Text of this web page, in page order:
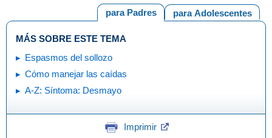
para Adolescentes
para Padres
MÁS SOBRE ESTE TEMA
Espasmos del sollozo
Cómo manejar las caídas
A-Z: Síntoma: Desmayo
Imprimir